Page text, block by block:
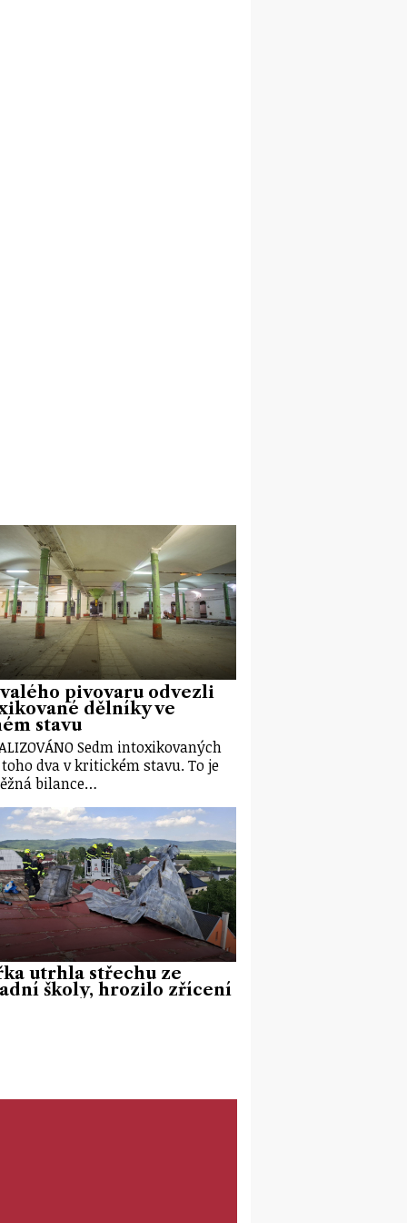
pivovaru odvezli
dělníky ve
stavu
Sedm intoxikovaných
dva v kritickém stavu. To je
bilance…
utrhla střechu ze
školy, hrozilo zřícení